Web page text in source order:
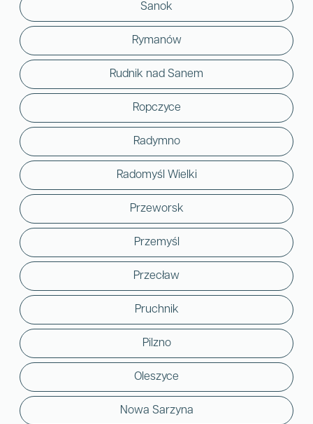
Sanok
Rymanów
Rudnik nad Sanem
Ropczyce
Radymno
Radomyśl Wielki
Przeworsk
Przemyśl
Przecław
Pruchnik
Pilzno
Oleszyce
Nowa Sarzyna